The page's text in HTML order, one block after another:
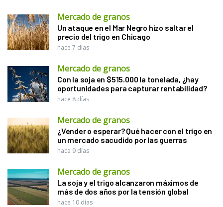
Mercado de granos
Un ataque en el Mar Negro hizo saltar el
precio del trigo en Chicago
hace 7 días
Mercado de granos
Con la soja en $515.000 la tonelada, ¿hay
oportunidades para capturar rentabilidad?
hace 8 días
Mercado de granos
¿Vender o esperar? Qué hacer con el trigo en
un mercado sacudido por las guerras
hace 9 días
Mercado de granos
La soja y el trigo alcanzaron máximos de
más de dos años por la tensión global
hace 10 días